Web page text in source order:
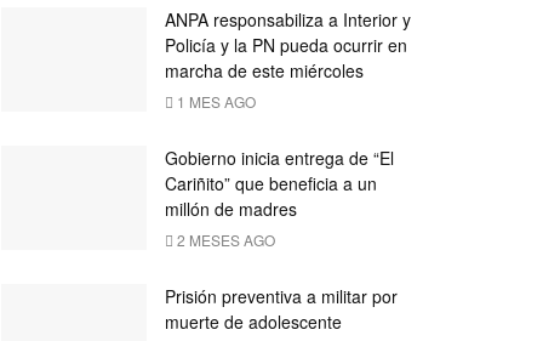
ANPA responsabiliza a Interior y
Policía y la PN pueda ocurrir en
marcha de este miércoles
1 MES AGO
Gobierno inicia entrega de “El
Cariñito” que beneficia a un
millón de madres
2 MESES AGO
Prisión preventiva a militar por
muerte de adolescente